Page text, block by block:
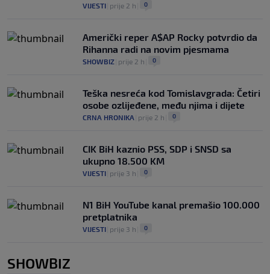
VIJESTI prije 2 h 0
Američki reper A$AP Rocky potvrdio da
Rihanna radi na novim pjesmama
SHOWBIZ prije 2 h 0
Teška nesreća kod Tomislavgrada: Četiri
osobe ozlijeđene, među njima i dijete
CRNA HRONIKA prije 2 h 0
CIK BiH kaznio PSS, SDP i SNSD sa
ukupno 18.500 KM
VIJESTI prije 3 h 0
N1 BiH YouTube kanal premašio 100.000
pretplatnika
VIJESTI prije 3 h 0
SHOWBIZ